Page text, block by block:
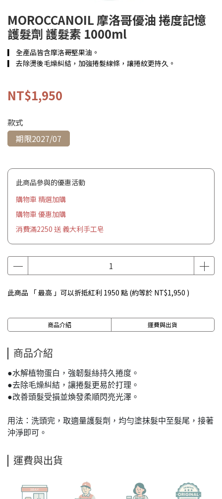
MOROCCANOIL 摩洛哥優油 捲度記憶
護髮劑 護髮素 1000ml
▎ 全產品皆含摩洛哥堅果油。
▎ 去除燙後毛燥糾結，加強捲髮線條，讓捲紋更持久。
NT$1,950
款式
期限2027/07
此商品參與的優惠活動
購物車 精選加購
購物車 優惠加購
消費滿2250 送 義大利手工皂
此商品 「 最高 」可以折抵紅利 1950 點 (約等於 NT$1,950 )
商品介紹 運費與出貨
商品介紹
●水解植物蛋白，強韌髮絲持久捲度。
●去除毛燥糾結，讓捲髮更易於打理。
●改善頭髮受損並煥發柔順閃亮光澤。
用法：洗頭完，取適量護髮劑，均勻塗抹髮中至髮尾，接著
沖淨即可。
運費與出貨